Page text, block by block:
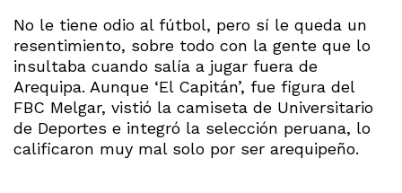
No le tiene odio al fútbol, pero sí le queda un
resentimiento, sobre todo con la gente que lo
insultaba cuando salía a jugar fuera de
Arequipa. Aunque ‘El Capitán’, fue figura del
FBC Melgar, vistió la camiseta de Universitario
de Deportes e integró la selección peruana, lo
calificaron muy mal solo por ser arequipeño.